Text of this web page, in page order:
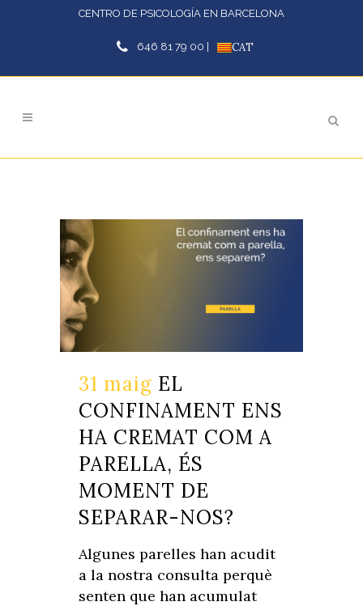
CENTRO DE PSICOLOGÍA EN BARCELONA
646 81 79 00 | CAT
31 maig EL
CONFINAMENT ENS
HA CREMAT COM A
PARELLA, ÉS
MOMENT DE
SEPARAR-NOS?
Algunes parelles han acudit
a la nostra consulta perquè
senten que han acumulat